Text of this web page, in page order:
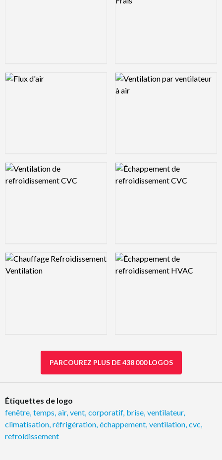
Logo Preview Image Logo Preview Image
Logo Preview Image Logo Preview Image
Logo Preview Image Logo Preview Image
PARCOUREZ PLUS DE 438 000 LOGOS
Étiquettes de logo
fenêtre temps air, vent corporatif, brise ventilateur,
climatisation réfrigération échappement ventilation cvc
refroidissement